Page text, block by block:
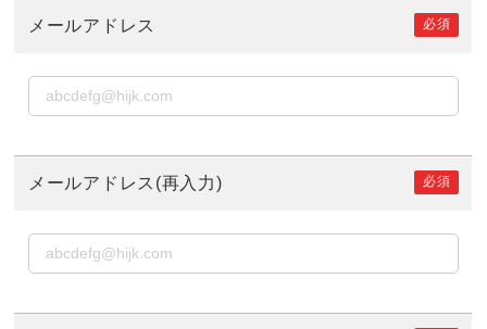
メールアドレス 必須
メールアドレス(再入力) 必須